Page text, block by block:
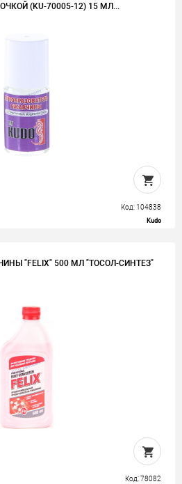
(KU-70005-12) 15 МЛ...
Код: 104838
Kudo
"FЕLIX" 500 МЛ "ТОСОЛ-СИНТЕЗ"
Код: 78082